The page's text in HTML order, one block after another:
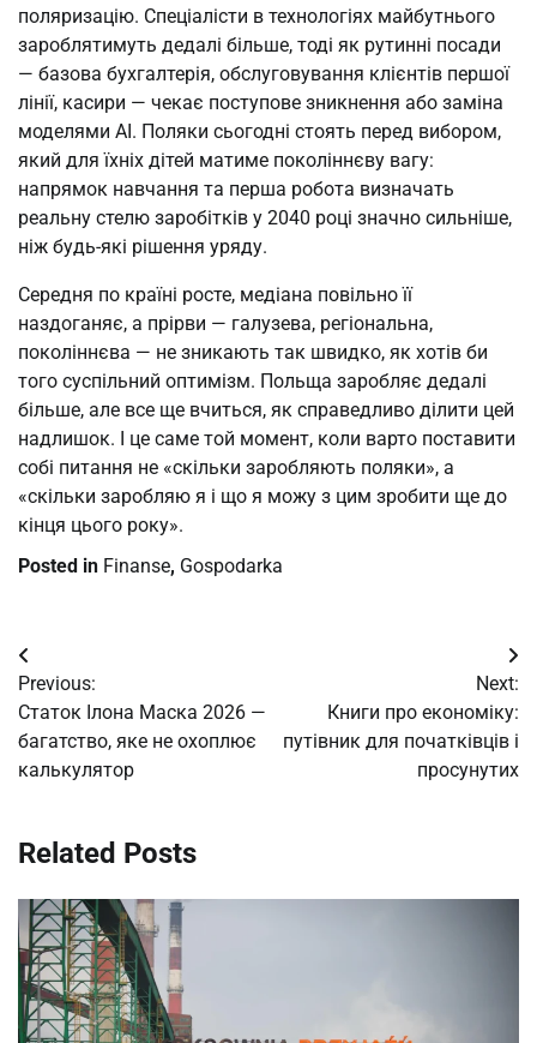
поляризацію. Спеціалісти в технологіях майбутнього
зароблятимуть дедалі більше, тоді як рутинні посади
— базова бухгалтерія, обслуговування клієнтів першої
лінії, касири — чекає поступове зникнення або заміна
моделями AI. Поляки сьогодні стоять перед вибором,
який для їхніх дітей матиме поколіннєву вагу:
напрямок навчання та перша робота визначать
реальну стелю заробітків у 2040 році значно сильніше,
ніж будь-які рішення уряду.
Середня по країні росте, медіана повільно її
наздоганяє, а прірви — галузева, регіональна,
поколіннєва — не зникають так швидко, як хотів би
того суспільний оптимізм. Польща заробляє дедалі
більше, але все ще вчиться, як справедливо ділити цей
надлишок. І це саме той момент, коли варто поставити
собі питання не «скільки заробляють поляки», а
«скільки заробляю я і що я можу з цим зробити ще до
кінця цього року».
Posted in Finanse, Gospodarka
Post
navigation
Previous:
Статок Ілона Маска 2026 —
багатство, яке не охоплює
калькулятор
Next:
Книги про економіку:
путівник для початківців і
просунутих
Related Posts